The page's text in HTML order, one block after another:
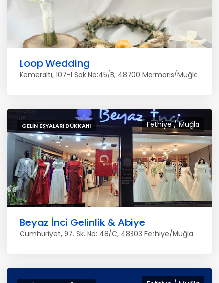
Loop Wedding
Kemeraltı, 107-1 Sok No:45/B, 48700 Marmaris/Muğla
Fethiye / Muğla
GELIN EŞYALARI DÜKKANI
Beyaz İnci Gelinlik & Abiye
Cumhuriyet, 97. Sk. No: 48/C, 48303 Fethiye/Muğla